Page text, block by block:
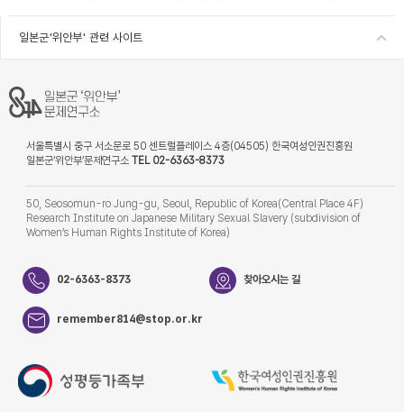
일본군'위안부' 관련 사이트
서울특별시 중구 서소문로 50 센트럴플레이스 4층(04505) 한국여성인권진흥원
일본군‘위안부’문제연구소 TEL 02-6363-8373
50, Seosomun-ro Jung-gu, Seoul, Republic of Korea(Central Place 4F)
Research Institute on Japanese Military Sexual Slavery (subdivision of
Women’s Human Rights Institute of Korea)
02-6363-8373 찾아오시는 길
remember814@stop.or.kr